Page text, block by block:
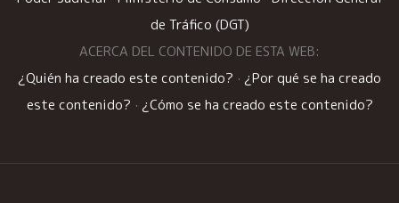
de Tráfico (DGT)
ACERCA DEL CONTENIDO DE ESTA WEB:
¿Quién ha creado este contenido? · ¿Por qué se ha creado
este contenido? · ¿Cómo se ha creado este contenido?